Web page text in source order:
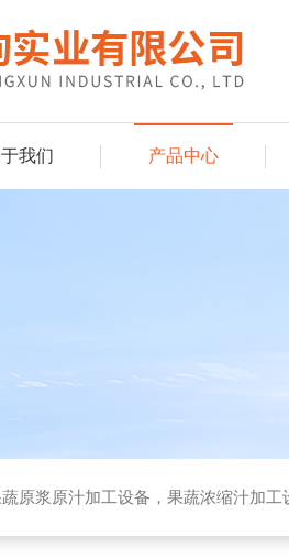
我们 产品中心
蔬浓缩汁加工设备，果酒酵素加工设备，果酱加工设备，乳制品加工设备，生物